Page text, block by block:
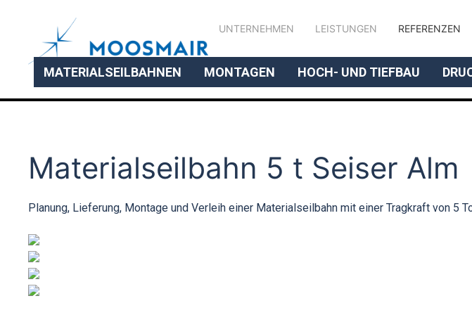
UNTERNEHMEN
LEISTUNGEN REFERENZEN
MATERIALSEILBAHNEN MONTAGEN HOCH- UND TIEFBAU
Materialseilbahn 5 t Seiser Alm
Planung, Lieferung, Montage und Verleih einer Materialseilbahn mit einer Tragkraft von 5